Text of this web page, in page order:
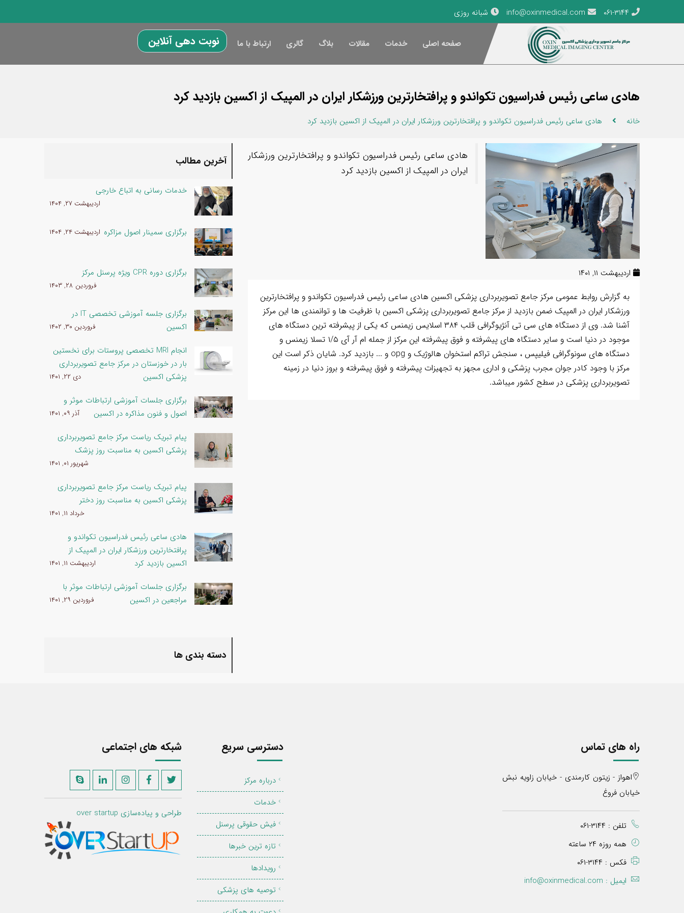
info@oxinmedical.com شبانه روزی
صفحه اصلی خدمات مقالات بلاگ گالری ارتباط با ما نوبت دهی آنلاین
هادی ساعی رئیس فدراسیون تکواندو و پرافتخارترین ورزشکار ایران در المپیک از اکسین بازدید کرد
خانه هادی ساعی رئیس فدراسیون تکواندو و پرافتخارترین ورزشکار ایران در المپیک از اکسین بازدید کرد
هادی ساعی رئیس فدراسیون تکواندو و پرافتخارترین ورزشکار
ایران در المپیک از اکسین بازدید کرد
اردیبهشت ۱۱, ۱۴۰۱
به گزارش روابط عمومی مرکز جامع تصویربرداری پزشکی اکسین هادی ساعی رئیس فدراسیون تکواندو و پرافتخارترین
ورزشکار ایران در المپیک ضمن بازدید از مرکز جامع تصویربرداری پزشکی اکسین با ظرفیت ها و توانمندی ها این مرکز
آشنا شد. وی از دستگاه های سی تی آنژیوگرافی قلب ۳۸۴ اسلایس زیمنس که یکی از پیشرفته ترین دستگاه های
موجود در دنیا است و سایر دستگاه های پیشرفته و فوق پیشرفته این مرکز از جمله ام آر آی ۱/۵ تسلا زیمنس و
دستگاه های سونوگرافی فیلیپس ، سنجش تراکم استخوان هالوژیک و opg و ... بازدید کرد. شایان ذکر است این
مرکز با وجود کادر جوان مجرب پزشکی و اداری مجهز به تجهیزات پیشرفته و فوق پیشرفته و بروز دنیا در زمینه
تصویربرداری پزشکی در سطح کشور میباشد.
آخرین مطالب
خدمات رسانی به اتباع خارجی
اردیبهشت ۲۷, ۱۴۰۴
برگزاری سمینار اصول مزاکره اردیبهشت ۲۴, ۱۴۰۴
برگزاری دوره CPR ویژه پرسنل مرکز
فروردین ۲۸, ۱۴۰۳
برگزاری جلسه آموزشی تخصصی IT در
اکسین
فروردین ۳۰, ۱۴۰۲
انجام MRI تخصصی پروستات برای نخستین
بار در خوزستان در مرکز جامع تصویربرداری
پزشکی اکسین
دی ۲۲, ۱۴۰۱
برگزاری جلسات آموزشی ارتباطات موثر و
اصول و فنون مذاکره در اکسین
آذر ۰۹, ۱۴۰۱
پیام تبریک ریاست مرکز جامع تصویربرداری
پزشکی اکسین به مناسبت روز پزشک
شهریور ۰۱, ۱۴۰۱
پیام تبریک ریاست مرکز جامع تصویربرداری
پزشکی اکسین به مناسبت روز دختر
خرداد ۱۱, ۱۴۰۱
هادی ساعی رئیس فدراسیون تکواندو و
پرافتخارترین ورزشکار ایران در المپیک از
اکسین بازدید کرد
اردیبهشت ۱۱, ۱۴۰۱
برگزاری جلسات آموزشی ارتباطات موثر با
مراجعین در اکسین
فروردین ۲۹, ۱۴۰۱
دسته بندی ها
راه های تماس
اهواز - زیتون کارمندی - خیابان زاویه نبش
خیابان فروغ
تلفن : ۳۱۴۴-۰۶۱
همه روزه ۲۴ ساعته
فکس : ۳۱۴۴-۰۶۱
ایمیل : info@oxinmedical.com
دسترسی سریع
درباره مرکز
خدمات
فیش حقوقی پرسنل
تازه ترین خبرها
رویدادها
توصیه های پزشکی
شبکه های اجتماعی
طراحی و پیاده‌سازی over startup